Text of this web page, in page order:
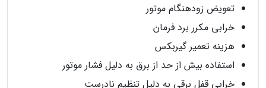
تعویض زودهنگام موتور
خرابی مکرر برد فرمان
هزینه تعمیر گیربکس
استفاده بیش از حد از برق به دلیل فشار موتور
خرابی قفل برقی به دلیل تنظیم نادرست